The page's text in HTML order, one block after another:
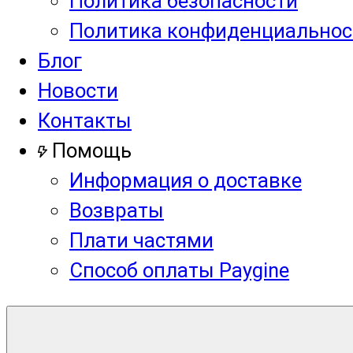
Политика
Блог
Новости
Контакты
Помощь
Информация о доставке
Возвраты
Плати частями
Способ оплаты Paygine